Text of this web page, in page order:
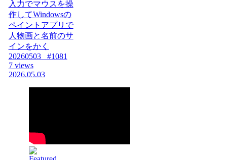
入力でマウスを操
作してWindowsの
ペイントアプリで
人物画と名前のサ
インをかく
20260503_ #1081
7 views
2026.05.03